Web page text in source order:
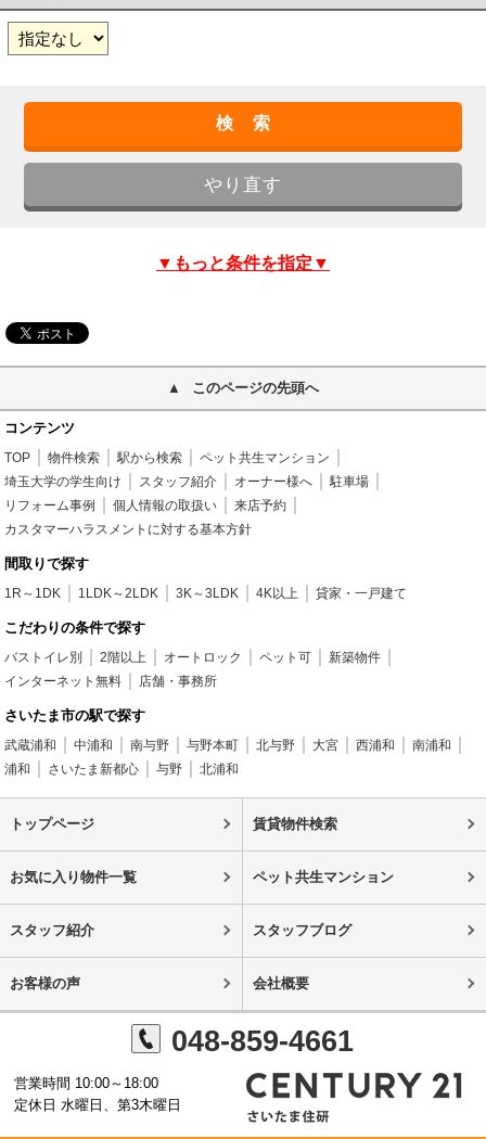
▼もっと条件を指定▼
このページの先頭へ
コンテンツ
TOP 物件検索 駅から検索
ペット共生マンション
埼玉大学の学生向け
スタッフ紹介 オーナー様へ
駐車場
リフォーム事例
個人情報の取扱い
来店予約
カスタマーハラスメントに対する基本方針
間取りで探す
1R～1DK 1LDK～2LDK 3K～3LDK 4K以上 貸家・一戸建て
こだわりの条件で探す
バストイレ別 2階以上 オートロック ペット可
新築物件
インターネット無料
店舗・事務所
さいたま市の駅で探す
武蔵浦和 中浦和 南与野 与野本町 北与野 大宮 西浦和
南浦和
浦和
さいたま新都心 与野 北浦和
トップページ 賃貸物件検索
お気に入り物件一覧 ペット共生マンション
スタッフ紹介 スタッフブログ
お客様の声 会社概要
048-859-4661
営業時間 10:00～18:00
定休日 水曜日、第3木曜日